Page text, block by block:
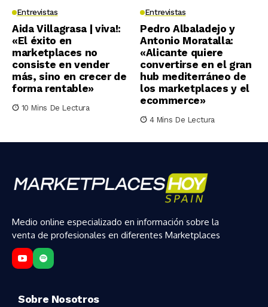
Entrevistas
Aida Villagrasa | viva!:
«El éxito en
marketplaces no
consiste en vender
más, sino en crecer de
forma rentable»
10 Mins De Lectura
Entrevistas
Pedro Albaladejo y
Antonio Moratalla:
«Alicante quiere
convertirse en el gran
hub mediterráneo de
los marketplaces y el
ecommerce»
4 Mins De Lectura
Medio online especializado en información sobre la
venta de profesionales en diferentes Marketplaces
Sobre Nosotros